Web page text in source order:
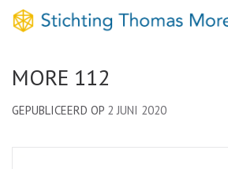
Skip
(Press
Stichting Thomas More
MORE 112
GEPUBLICEERD OP 2 JUNI 2020